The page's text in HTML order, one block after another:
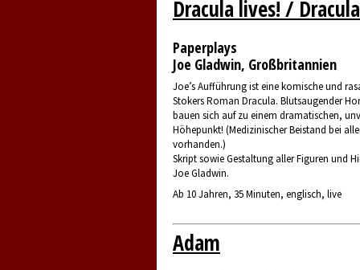
Dracula lives! /
Paperplays
Joe Gladwin, Großbritannien
Joe’s Aufführung ist eine komische und
Stokers Roman Dracula. Blutsaugender
bauen sich auf zu einem dramatischen,
Höhepunkt! (Medizinischer Beistand bei
vorhanden.)
Skript sowie Gestaltung aller Figuren und
Joe Gladwin.
Ab 10 Jahren, 35 Minuten, englisch, live
Adam